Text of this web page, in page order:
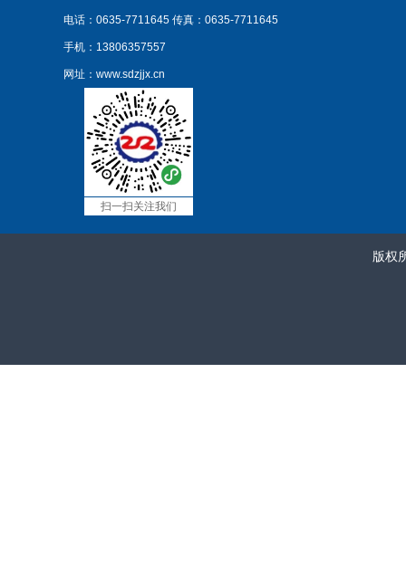
电话：0635-7711645 传真：0635-7711645
手机：13806357557
网址：www.sdzjjx.cn
扫一扫关注我们
版权